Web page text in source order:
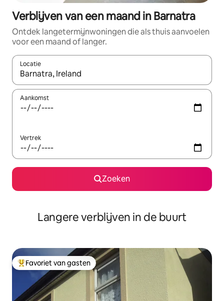
Verblijven van een maand in Barnatra
Ontdek langetermijnwoningen die als thuis aanvoelen
voor een maand of langer.
Locatie
Wanneer er resultaten beschikbaar zijn, maak je een keuze
Aankomst
Vertrek
Zoeken
Langere verblijven in de buurt
Topfavoriet van gasten
Favoriet van gasten